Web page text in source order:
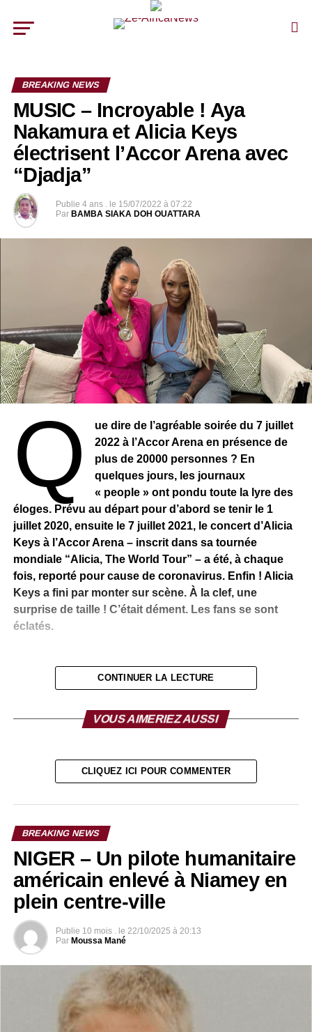
BREAKING NEWS
MUSIC – Incroyable ! Aya
Nakamura et Alicia Keys
électrisent l’Accor Arena avec
“Djadja”
Publie 4 ans . le 15/07/2022 à 07:22
Par BAMBA SIAKA DOH OUATTARA
Q
ue dire de l’agréable soirée du 7 juillet
2022 à l’Accor Arena en présence de
plus de 20000 personnes ? En
quelques jours, les journaux
« people » ont pondu toute la lyre des
éloges. Prévu au départ pour d’abord se tenir le 1
juillet 2020, ensuite le 7 juillet 2021, le concert d’Alicia
Keys à l’Accor Arena – inscrit dans sa tournée
mondiale “Alicia, The World Tour” – a été, à chaque
fois, reporté pour cause de coronavirus. Enfin ! Alicia
Keys a fini par monter sur scène. À la clef, une
surprise de taille ! C’était dément. Les fans se sont
éclatés.
Alicia Keys a atterri sur le scène R&B dans les années
2001 avec “Songs in A Minor”, un album phénoménal.
CONTINUER LA LECTURE
VOUS AIMERIEZ AUSSI
CLIQUEZ ICI POUR COMMENTER
BREAKING NEWS
NIGER – Un pilote humanitaire
américain enlevé à Niamey en
plein centre-ville
Publie 10 mois . le 22/10/2025 à 20:13
Par Moussa Mané